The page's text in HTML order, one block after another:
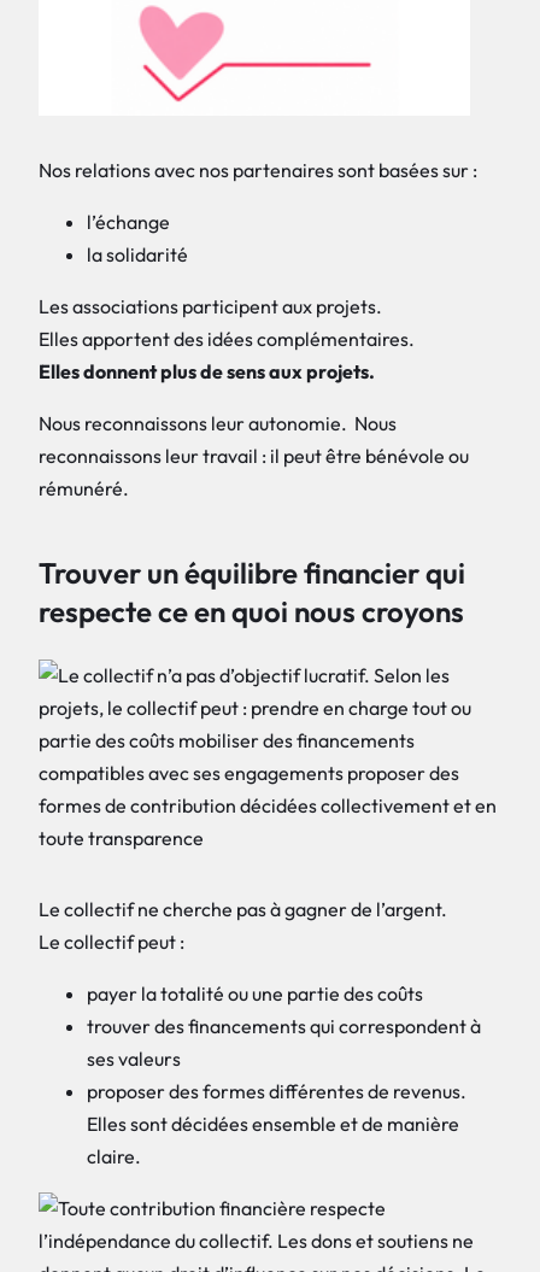
Nos relations avec nos partenaires sont basées sur :
l’échange
la solidarité
Les associations participent aux projets.
Elles apportent des idées complémentaires.
Elles donnent plus de sens aux projets.
Nous reconnaissons leur autonomie. Nous
reconnaissons leur travail : il peut être bénévole ou
rémunéré.
Trouver un équilibre financier qui
respecte ce en quoi nous croyons
Le collectif ne cherche pas à gagner de l’argent.
Le collectif peut :
payer la totalité ou une partie des coûts
trouver des financements qui correspondent à
ses valeurs
proposer des formes différentes de revenus.
Elles sont décidées ensemble et de manière
claire.